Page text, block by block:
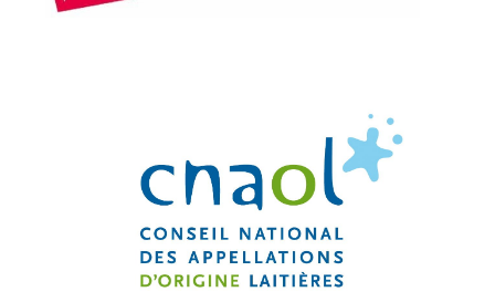
Conseil National des Appellations
d’Origine Laitières (CNAOL)